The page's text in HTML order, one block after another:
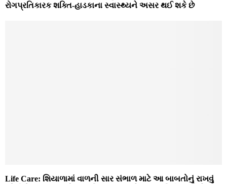
રોગપ્રતિકારક શક્તિ-હાડકાના સ્વાસ્થ્યને અસર થઈ શકે છે
Life Care: શિયાળામાં વાળની સાર સંભાળ માટે આ બાબતોનું રાખવું